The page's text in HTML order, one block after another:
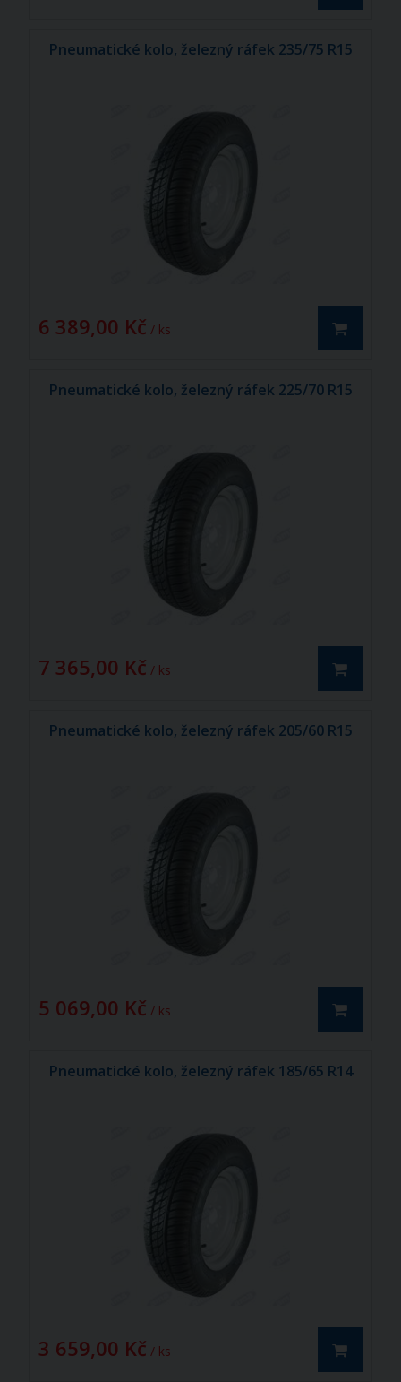
Pneumatické kolo, železný ráfek 235/75 R15
6 389,00 Kč / ks
Pneumatické kolo, železný ráfek 225/70 R15
7 365,00 Kč / ks
Pneumatické kolo, železný ráfek 205/60 R15
5 069,00 Kč / ks
Pneumatické kolo, železný ráfek 185/65 R14
3 659,00 Kč / ks